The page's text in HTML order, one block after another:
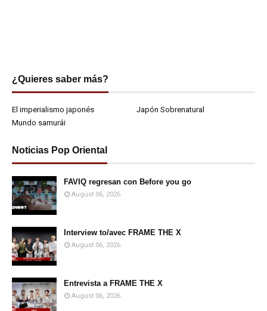
¿Quieres saber más?
El imperialismo japonés
Japón Sobrenatural
Mundo samurái
Noticias Pop Oriental
FAVIQ regresan con Before you go
August 06, 2026
Interview to/avec FRAME THE X
August 06, 2026
Entrevista a FRAME THE X
August 06, 2026